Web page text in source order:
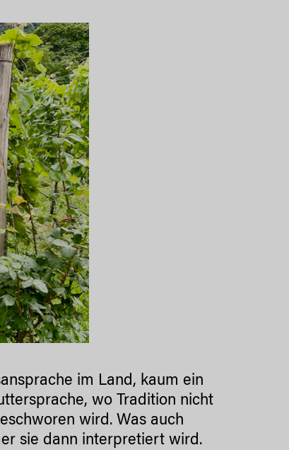
im Land, kaum ein
wo Tradition nicht
wird. Was auch
sie dann interpretiert wird.